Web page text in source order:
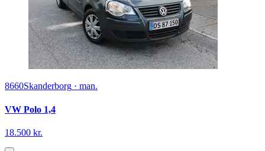
8660Skanderborg · man.
VW Polo 1,4
18.500 kr.